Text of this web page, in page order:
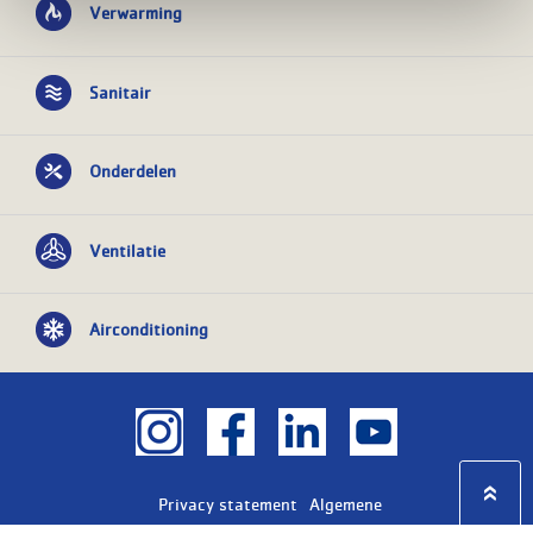
Verwarming
Sanitair
Onderdelen
Ventilatie
Airconditioning
Privacy statement
Algemene